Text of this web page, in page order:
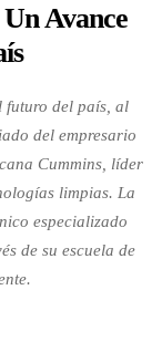
Avance
futuro del país, al
del empresario
Cummins, líder
limpias. La
especializado
de su escuela de